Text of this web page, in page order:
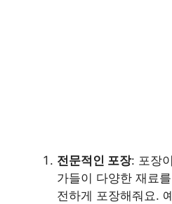
전문적인 포장: 포장
가들이 다양한 재료
전하게 포장해줘요.